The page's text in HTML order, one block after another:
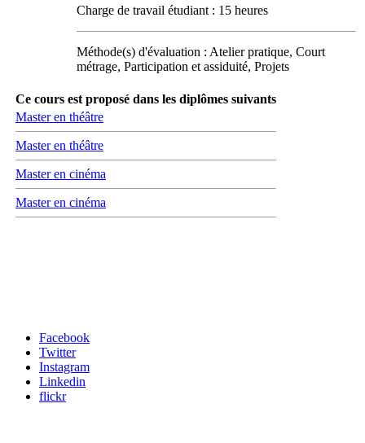
Charge de travail étudiant : 15 heures
Méthode(s) d'évaluation : Atelier pratique, Court
métrage, Participation et assiduité, Projets
Ce cours est proposé dans les diplômes suivants
Master en théâtre
Master en théâtre
Master en cinéma
Master en cinéma
Facebook
Twitter
Instagram
Linkedin
flickr